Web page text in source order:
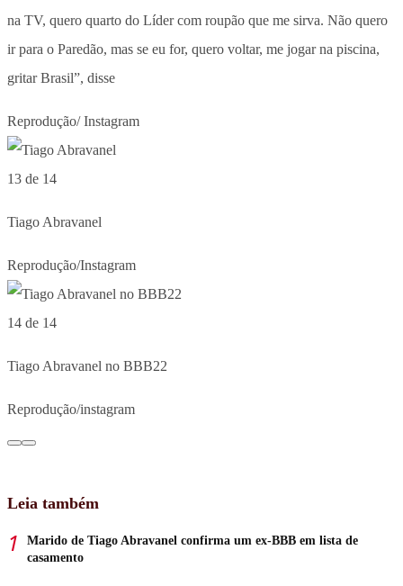
na TV, quero quarto do Líder com roupão que me sirva. Não quero
ir para o Paredão, mas se eu for, quero voltar, me jogar na piscina,
gritar Brasil”, disse
Reprodução/ Instagram
13 de 14
Tiago Abravanel
Reprodução/Instagram
14 de 14
Tiago Abravanel no BBB22
Reprodução/instagram
Leia também
Marido de Tiago Abravanel confirma um ex-BBB em lista de
casamento